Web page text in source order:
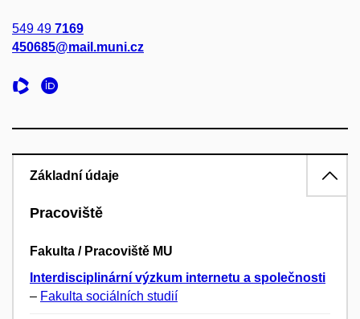
549 49 7169
450685@mail.muni.cz
Základní údaje
Pracoviště
Fakulta / Pracoviště MU
Interdisciplinární výzkum internetu a společnosti
– Fakulta sociálních studií